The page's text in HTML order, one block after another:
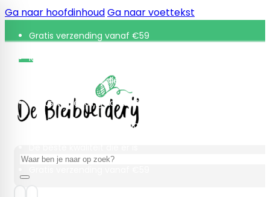
Ga naar hoofdinhoudGa naar voettekst
Gratis verzending vanaf €59
Retourneren binnen 30 dagen
De beste kwaliteit die er is
Gratis verzending vanaf €59
Retourneren binnen 30 dagen
Zoeken